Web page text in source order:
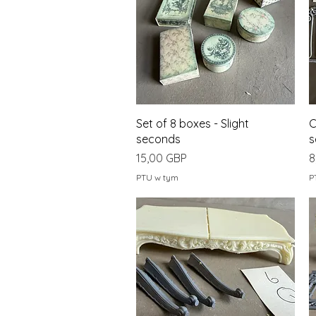
Podgląd
Set of 8 boxes - Slight
seconds
Cena
15,00 GBP
PTU w tym